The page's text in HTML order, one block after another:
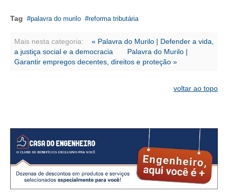
CONVÊNIOS
PLANO DE SAÚDE
SEESPPREV
PALAVRA DO MURILO
NOTÍCIAS
CONTEÚDO ESPECIAL
Tag palavra do murilo reforma tributária
Mais nesta categoria:
« Palavra do Murilo | Defender a vida,
a justiça social e a democracia
Palavra do Murilo |
Garantir empregos decentes, direitos e proteção »
voltar ao topo